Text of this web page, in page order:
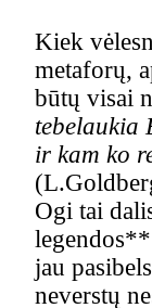
Kiek
metaforų,
būtų visai
tebelaukia
ir kam ko
Ogi tai
jau
neverstų